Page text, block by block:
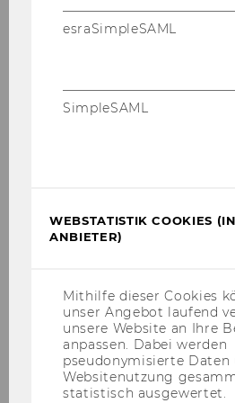
Wenn man New Or­leans
esraSimpleSAML
SimpleSAML
WEBSTATISTIK COOKIES
ANBIETER)
Mithilfe dieser Cookies
unser Angebot laufend
unsere Website an Ihre
anpassen. Dabei werden
pseudonymisierte Daten
Websitenutzung
statistisch ausgewertet.